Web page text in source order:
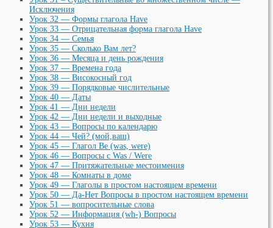
Исключения
Урок 32 — Формы глагола Have
Урок 33 — Отрицательная форма глагола Have
Урок 34 — Семья
Урок 35 — Сколько Вам лет?
Урок 36 — Месяца и день рождения
Урок 37 — Времена года
Урок 38 — Високосный год
Урок 39 — Порядковые числительные
Урок 40 — Даты
Урок 41 — Дни недели
Урок 42 — Дни недели и выходные
Урок 43 — Вопросы по календарю
Урок 44 — Чей? (мой,ваш)
Урок 45 — Глагол Be (was, were)
Урок 46 — Вопросы с Was / Were
Урок 47 — Притяжательные местоимения
Урок 48 — Комнаты в доме
Урок 49 — Глаголы в простом настоящем времени
Урок 50 — Да-Нет Вопросы в простом настоящем времени
Урок 51 — вопросительные слова
Урок 52 — Информация (wh-) Вопросы
Урок 53 — Кухня